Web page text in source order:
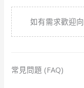
如有需求歡迎
常見問題 (FAQ)